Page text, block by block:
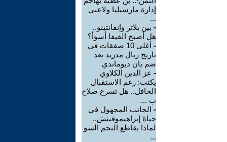
إدارة مارسيليا ولاعبي
...
- بين بلاتر وإنفانتينو..
هل أصبح الفيفا أسوأ؟
-
أغلى 10 صفقات في
تاريخ ريال مدريد بعد
ضم يان ديوماندي
- عز الدين الكلاوي
يكتب: رغم الاستقبال
الحافل.. هل تسرع صلاح
ب ...
- الجانب المجهول في
حياة إبراهيموفيتش..
لماذا يقاطع النجم السو
...